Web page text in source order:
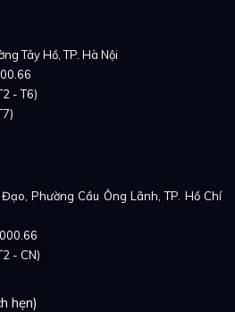
kế đơn giản gồm 1 mối nối to
thép không gỉ, bề mặt trơn,
cao góp phần làm tăng
chiếc đồng hồ.
Tây Hồ, TP. Hà Nội
- T6)
Phường Cầu Ông Lãnh, TP. Hồ Chí
- CN)
hẹn)